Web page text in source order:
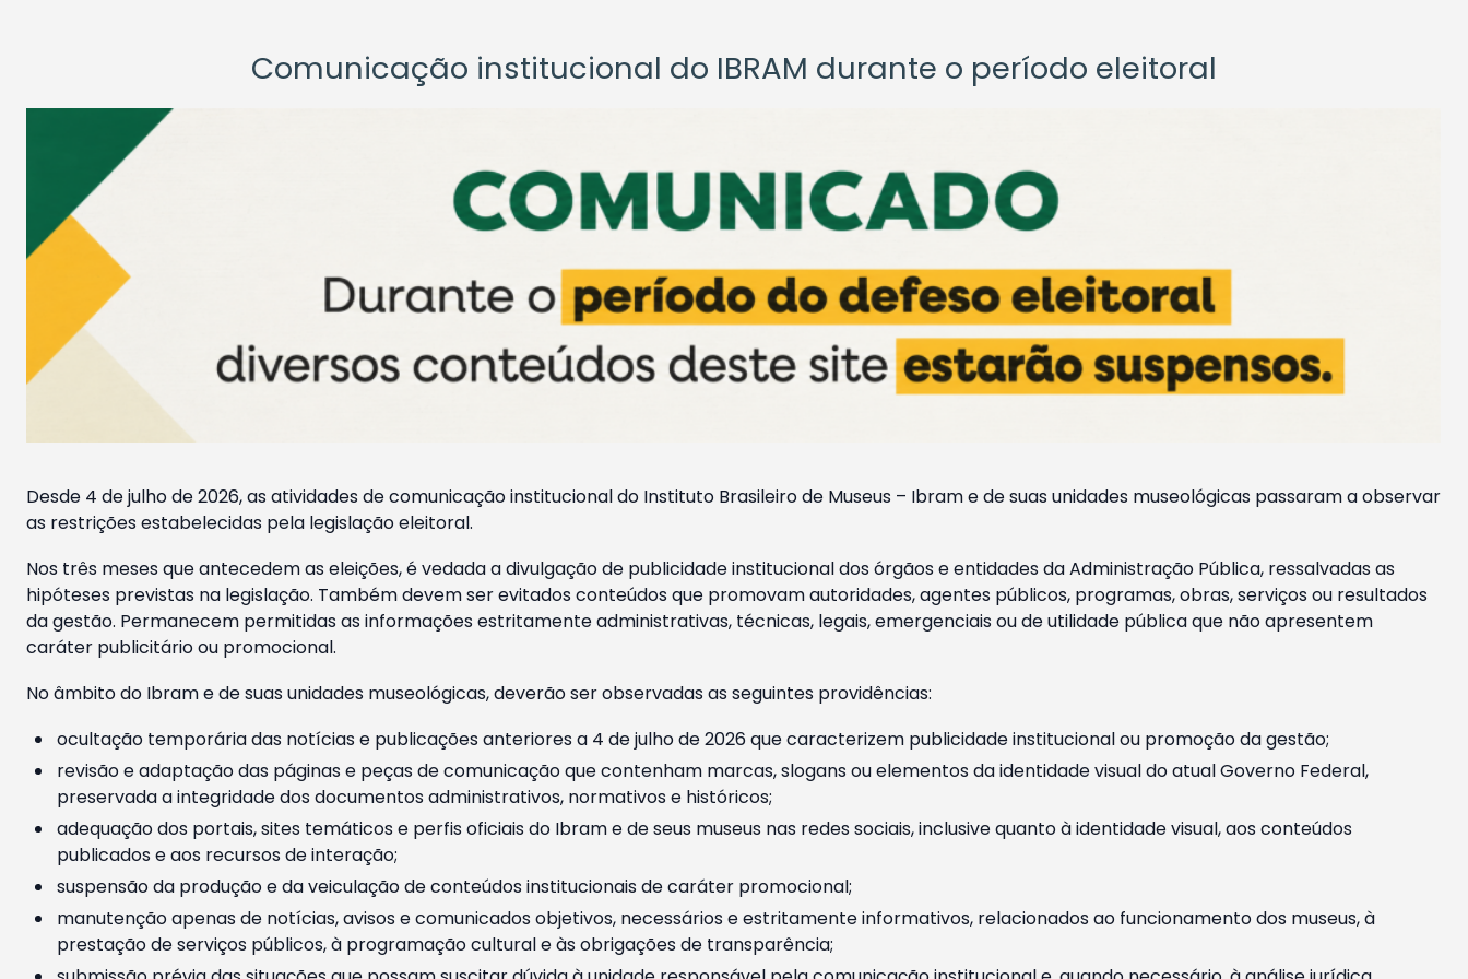
Comunicação institucional do IBRAM durante o período eleitoral
Desde 4 de julho de 2026, as atividades de comunicação institucional do Instituto Brasileiro de Museus – Ibram e de suas unidades museológicas passaram a observar
as restrições estabelecidas pela legislação eleitoral.
Nos três meses que antecedem as eleições, é vedada a divulgação de publicidade institucional dos órgãos e entidades da Administração Pública, ressalvadas as
hipóteses previstas na legislação. Também devem ser evitados conteúdos que promovam autoridades, agentes públicos, programas, obras, serviços ou resultados
da gestão. Permanecem permitidas as informações estritamente administrativas, técnicas, legais, emergenciais ou de utilidade pública que não apresentem
caráter publicitário ou promocional.
No âmbito do Ibram e de suas unidades museológicas, deverão ser observadas as seguintes providências:
ocultação temporária das notícias e publicações anteriores a 4 de julho de 2026 que caracterizem publicidade institucional ou promoção da gestão;
revisão e adaptação das páginas e peças de comunicação que contenham marcas, slogans ou elementos da identidade visual do atual Governo Federal,
preservada a integridade dos documentos administrativos, normativos e históricos;
adequação dos portais, sites temáticos e perfis oficiais do Ibram e de seus museus nas redes sociais, inclusive quanto à identidade visual, aos conteúdos
publicados e aos recursos de interação;
suspensão da produção e da veiculação de conteúdos institucionais de caráter promocional;
manutenção apenas de notícias, avisos e comunicados objetivos, necessários e estritamente informativos, relacionados ao funcionamento dos museus, à
prestação de serviços públicos, à programação cultural e às obrigações de transparência;